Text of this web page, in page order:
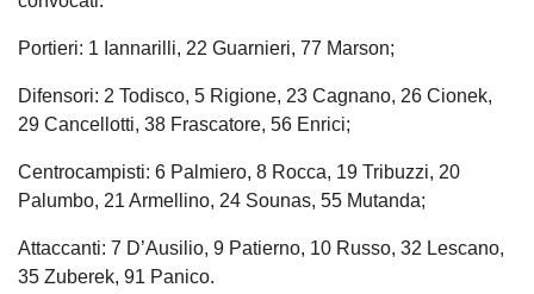
Portieri: 1 Iannarilli, 22 Guarnieri, 77 Marson;
Difensori: 2 Todisco, 5 Rigione, 23 Cagnano, 26 Cionek,
29 Cancellotti, 38 Frascatore, 56 Enrici;
Centrocampisti: 6 Palmiero, 8 Rocca, 19 Tribuzzi, 20
Palumbo, 21 Armellino, 24 Sounas, 55 Mutanda;
Attaccanti: 7 D’Ausilio, 9 Patierno, 10 Russo, 32 Lescano,
35 Zuberek, 91 Panico.